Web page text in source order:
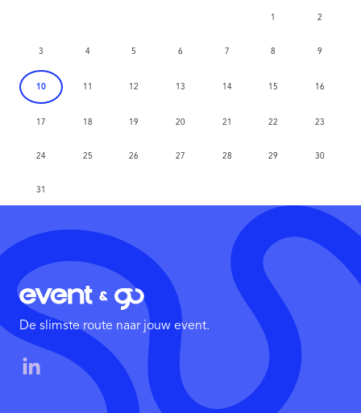
1 2
3 4 5 6 7 8 9
10 11 12 13 14 15 16
17 18 19 20 21 22 23
24 25 26 27 28 29 30
31
De slimste route naar jouw event.